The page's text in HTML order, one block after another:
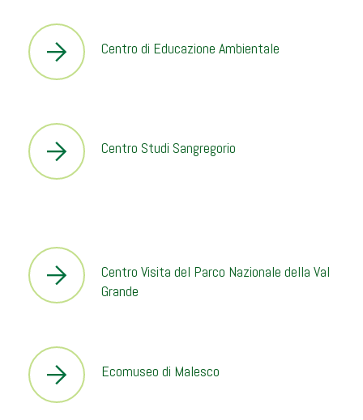
Centro di Educazione Ambientale
Centro Studi Sangregorio
Centro Visita del Parco Nazionale della Val
Grande
Ecomuseo di Malesco